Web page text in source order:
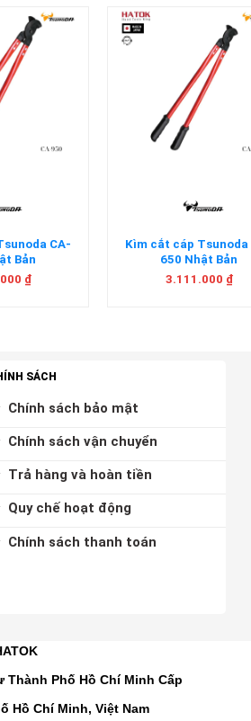
CA-
Bản
₫
Kìm cắt cáp Tsunoda
650 Nhật Bản
3.111.000 ₫
SÁCH
Chính sách bảo mật
Chính sách vận chuyển
Trả hàng và hoàn tiền
Quy chế hoạt động
Chính sách thanh toán
Thành Phố Hồ Chí Minh Cấp
Hồ Chí Minh, Việt Nam